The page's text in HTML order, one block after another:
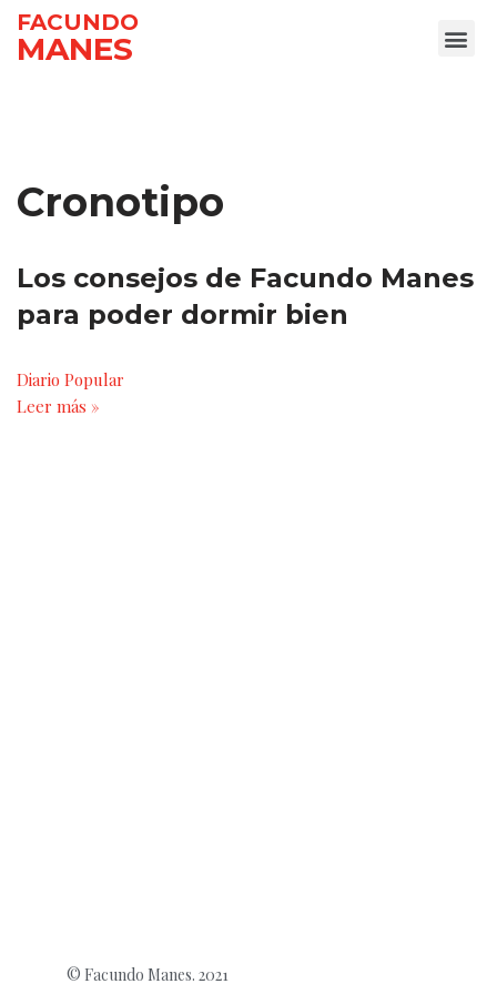
Ir
FACUNDO
MANES
Cronotipo
Los consejos de Facundo Manes
para poder dormir bien
Diario Popular
Leer más »
© Facundo Manes. 2021